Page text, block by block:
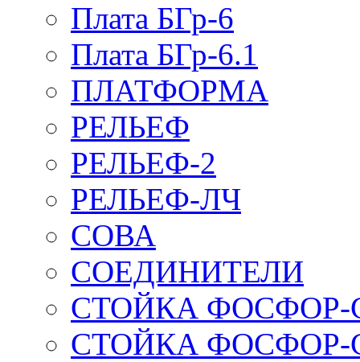
Плата БГр-6
Плата БГр-6.1
ПЛАТФОРМА
РЕЛЬЕФ
РЕЛЬЕФ-2
РЕЛЬЕФ-ЛЧ
СОВА
СОЕДИНИТЕЛИ
СТОЙКА ФОСФОР-
СТОЙКА ФОСФОР-